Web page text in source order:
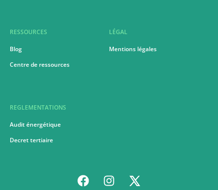
RESSOURCES
Blog
Centre de ressources
REGLEMENTATIONS
Audit énergétique
Decret tertiaire
LÉGAL
Mentions légales